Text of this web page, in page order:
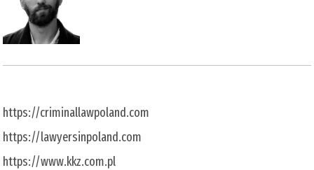
https://criminallawpoland.com
https://lawyersinpoland.com
https://www.kkz.com.pl